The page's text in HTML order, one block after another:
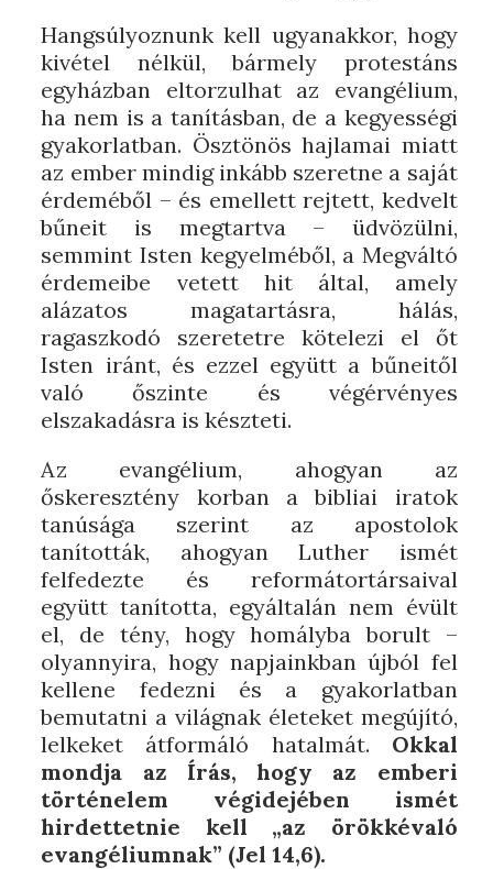
Hangsúlyoznunk kell ugyanakkor, hogy
kivétel nélkül, bármely protestáns
egyházban eltorzulhat az evangélium,
ha nem is a tanításban, de a kegyességi
gyakorlatban. Ösztönös hajlamai miatt
az ember mindig inkább szeretne a saját
érdeméből – és emellett rejtett, kedvelt
bűneit is megtartva – üdvözülni,
semmint Isten kegyelméből, a Megváltó
érdemeibe vetett hit által, amely
alázatos magatartásra, hálás,
ragaszkodó szeretetre kötelezi el őt
Isten iránt, és ezzel együtt a bűneitől
való őszinte és végérvényes
elszakadásra is készteti.
Az evangélium, ahogyan az
őskeresztény korban a bibliai iratok
tanúsága szerint az apostolok
tanították, ahogyan Luther ismét
felfedezte és reformátortársaival
együtt tanította, egyáltalán nem évült
el, de tény, hogy homályba borult –
olyannyira, hogy napjainkban újból fel
kellene fedezni és a gyakorlatban
bemutatni a világnak életeket megújító,
lelkeket átformáló hatalmát. Okkal
mondja az Írás, hogy az emberi
történelem végidejében ismét
hirdettetnie kell „az örökkévaló
evangéliumnak” (Jel 14,6).